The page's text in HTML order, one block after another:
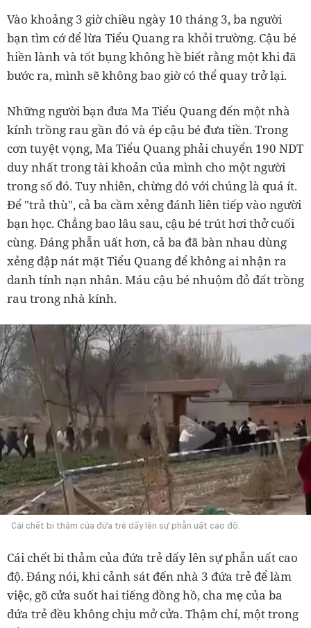
Vào khoảng 3 giờ chiều ngày 10 tháng 3, ba người
bạn tìm cớ để lừa Tiểu Quang ra khỏi trường. Cậu bé
hiền lành và tốt bụng không hề biết rằng một khi đã
bước ra, mình sẽ không bao giờ có thể quay trở lại.
Những người bạn đưa Ma Tiểu Quang đến một nhà
kính trồng rau gần đó và ép cậu bé đưa tiền. Trong
cơn tuyệt vọng, Ma Tiểu Quang phải chuyển 190 NDT
duy nhất trong tài khoản của mình cho một người
trong số đó. Tuy nhiên, chừng đó với chúng là quá ít.
Để "trả thù", cả ba cầm xẻng đánh liên tiếp vào người
bạn học. Chẳng bao lâu sau, cậu bé trút hơi thở cuối
cùng. Đáng phẫn uất hơn, cả ba đã bàn nhau dùng
xẻng đập nát mặt Tiểu Quang để không ai nhận ra
danh tính nạn nhân. Máu cậu bé nhuộm đỏ đất trồng
rau trong nhà kính.
Cái chết bi thảm của đứa trẻ dấy lên sự phẫn uất cao độ.
Cái chết bi thảm của đứa trẻ dấy lên sự phẫn uất cao
độ. Đáng nói, khi cảnh sát đến nhà 3 đứa trẻ để làm
việc, gõ cửa suốt hai tiếng đồng hồ, cha mẹ của ba
đứa trẻ đều không chịu mở cửa. Thậm chí, một trong